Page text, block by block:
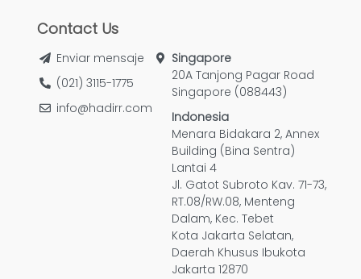
Contact Us
Enviar mensaje
(021) 3115-1775
info@hadirr.com
Singapore
20A Tanjong Pagar Road
Singapore (088443)
Indonesia
Menara Bidakara 2, Annex
Building (Bina Sentra)
Lantai 4
Jl. Gatot Subroto Kav. 71-73,
RT.08/RW.08, Menteng
Dalam, Kec. Tebet
Kota Jakarta Selatan,
Daerah Khusus Ibukota
Jakarta 12870